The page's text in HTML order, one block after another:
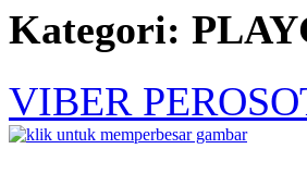
Kategori:
VIBER